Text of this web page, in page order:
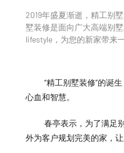
2019年盛夏渐逝，精工别
墅装修是面向广大高端别
lifestyle，为您的新家带来
“精工别墅装修”的诞
心血和智慧。
春亭表示，为了满足
外为客户规划完美的家，